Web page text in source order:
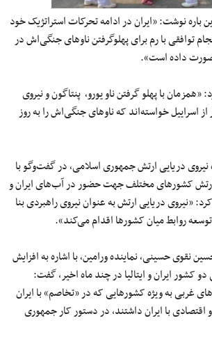
باره نوشت: «ایران در ادامه تحرکات استراتژیک خود
توافقی با رم برای پهلو‌گرفتن ناوهای جنگی‌اش در
صورت داده است».
این سایت خبری تاکید کرد: «همزمان با پهلو گرفتن ناو یورو٬ پنتاگون و نیروی
از اسراییل خواسته‌اند که ناوهای جنگی‌اش را به روز
حبیب‌لله سیاری، فرمانده نیروی دریایی ارتش جمهوری اسلامی٬ در گفت‌وگو با
ارتش کشورهای مختلف جهت حضور در آب‌های ایران و
«نیروی دریایی ارتش به عنوان نیروی راهبردی بنا
روابط میان کشورها اقدام می‌کند».
این در حالیست که سیدحسین نقوی حسینی٬ نماینده ورامین٬ با اشاره به افزایش
کشور ایران و ایتالیا در چند ماه اخیر، گفت:
غربی به ویژه کشورهایی که در «تخاصم» با ایران
با ایران داشتند، در دستور کار جمهوری